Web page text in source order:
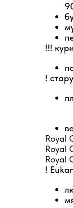
!!!
!
Royal
Royal
Royal
!